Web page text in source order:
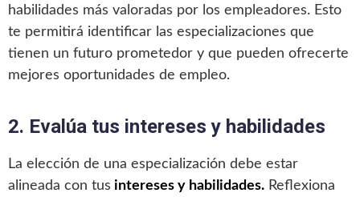
habilidades más valoradas por los empleadores. Esto
te permitirá identificar las especializaciones que
tienen un futuro prometedor y que pueden ofrecerte
mejores oportunidades de empleo.
2. Evalúa tus intereses y habilidades
La elección de una especialización debe estar
alineada con tus intereses y habilidades. Reflexiona